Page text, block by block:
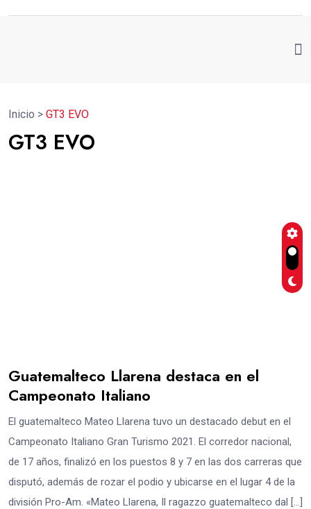
Inicio > GT3 EVO
GT3 EVO
Guatemalteco Llarena destaca en el
Campeonato Italiano
El guatemalteco Mateo Llarena tuvo un destacado debut en el
Campeonato Italiano Gran Turismo 2021. El corredor nacional,
de 17 años, finalizó en los puestos 8 y 7 en las dos carreras que
disputó, además de rozar el podio y ubicarse en el lugar 4 de la
división Pro-Am. «Mateo Llarena, Il ragazzo guatemalteco dal […]